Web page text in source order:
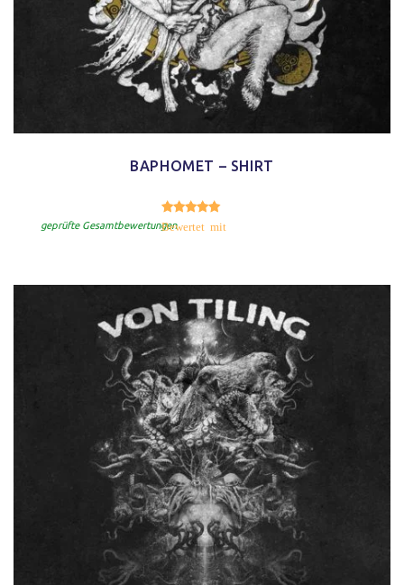
BAPHOMET – SHIRT
Bewertet mit
geprüfte Gesamtbewertungen